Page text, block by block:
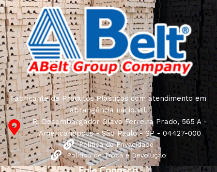
Fabricante de Produtos Plásticos com atendimento em
abrangência nacional!
R. Desembargador Olavo Ferreira Prado, 565 A -
Americanópolis - São Paulo - SP - 04427-000
Política de Privacidade
Política de Troca e Devolução